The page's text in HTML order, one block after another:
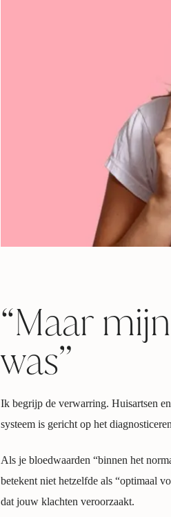
“Maar
was”
Ik begrijp de verwarring. Huisartsen
systeem is gericht op het
Als je bloedwaarden “binnen het
betekent niet hetzelfde als “optimaal
dat jouw klachten veroorzaakt.